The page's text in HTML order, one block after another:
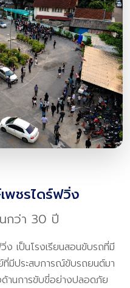
พชรไดร์ฟวิ่ง
นกว่า 30 ปี
เป็นโรงเรียนสอนขับรถที่มี
มีประสบการณ์ขับรถยนต์มา
ด้านการขับขี่อย่างปลอดภัย